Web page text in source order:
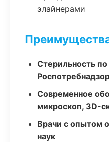
элайнерами
Стерильность
Современное
микроскоп, 3D-
Врачи с опытом
наук